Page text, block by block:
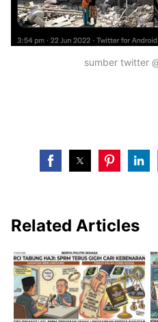
sumber twitter
Related Articles